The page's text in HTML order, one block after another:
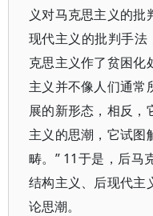
义对马克思主义的
现代主义的批判手法
克思主义作了贫困化
主义并不像人们通常
展的新形态，相反，
主义的思潮，它试图
畴。” 11于是，后马
结构主义、后现代主
论思潮。